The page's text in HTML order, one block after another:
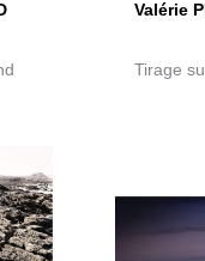
Valérie
Tirage